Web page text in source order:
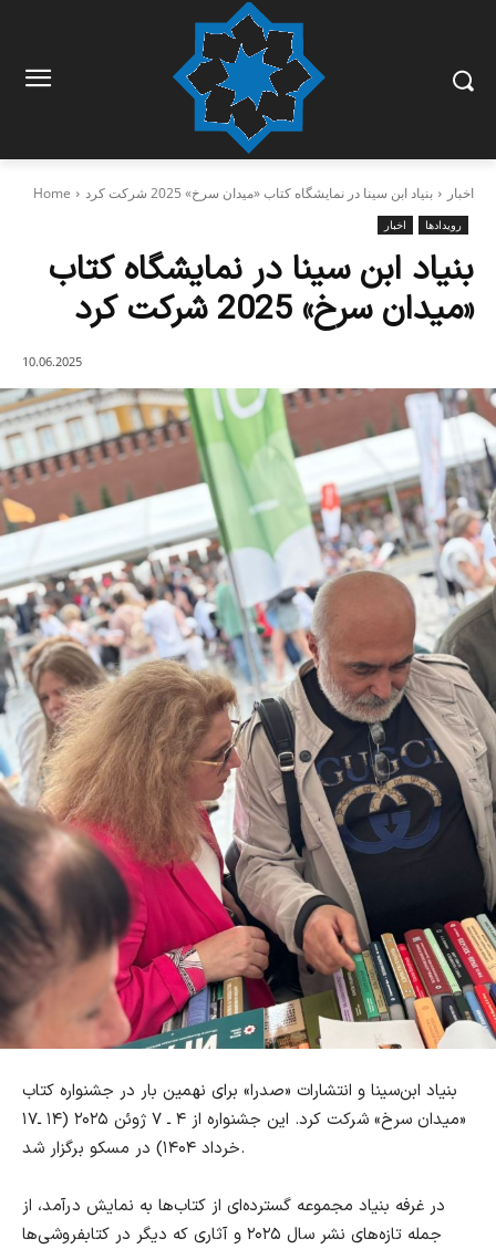
Home اخبار بنیاد ابن‌ سینا در نمایشگاه کتاب «میدان سرخ» 2025 شرکت کرد
اخبار رویدادها
بنیاد ابن‌ سینا در نمایشگاه کتاب
«میدان سرخ» 2025 شرکت کرد
10.06.2025
بنیاد ابن‌سینا و انتشارات «صدرا» برای نهمین بار در جشنواره کتاب
«میدان سرخ» شرکت کرد. این جشنواره از ۴ ـ ۷ ژوئن ۲۰۲۵ (۱۴ ـ۱۷
خرداد ۱۴۰۴) در مسکو برگزار شد.
در غرفه بنیاد مجموعه گسترده‌ای از کتاب‌ها به نمایش درآمد، از
جمله تازه‌های نشر سال ۲۰۲۵ و آثاری که دیگر در کتابفروشی‌ها